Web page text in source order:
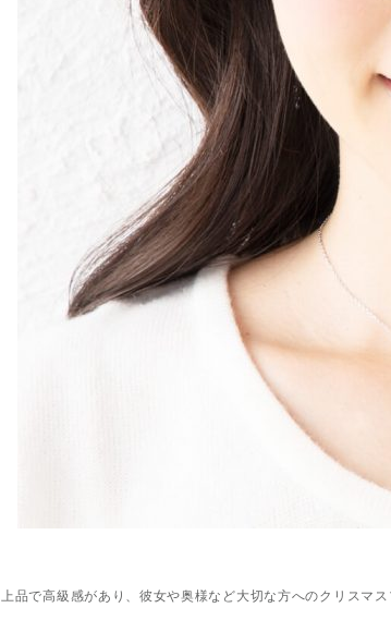
上品で高級感があり、彼女や奥様など大切な方へのクリスマ